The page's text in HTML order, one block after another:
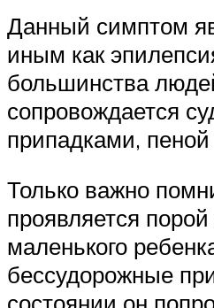
Данный симптом
иным как
большинства
сопровождается
припадками, пеной
Только важно
проявляется
маленького
бессудорожные